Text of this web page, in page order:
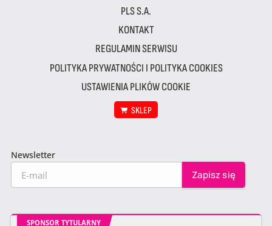
PLS S.A.
KONTAKT
REGULAMIN SERWISU
POLITYKA PRYWATNOŚCI I POLITYKA COOKIES
USTAWIENIA PLIKÓW COOKIE
SKLEP
Newsletter
SPONSOR TYTULARNY